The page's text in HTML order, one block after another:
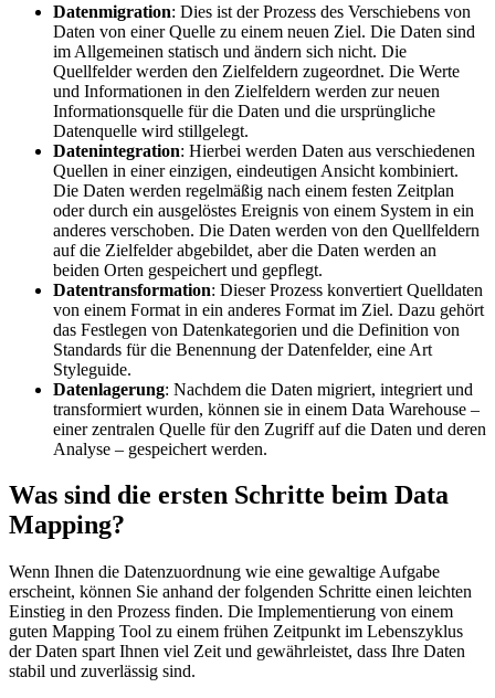
Datenmigration: Dies ist der Prozess des Verschiebens von
Daten von einer Quelle zu einem neuen Ziel. Die Daten sind
im Allgemeinen statisch und ändern sich nicht. Die
Quellfelder werden den Zielfeldern zugeordnet. Die Werte
und Informationen in den Zielfeldern werden zur neuen
Informationsquelle für die Daten und die ursprüngliche
Datenquelle wird stillgelegt.
Datenintegration: Hierbei werden Daten aus verschiedenen
Quellen in einer einzigen, eindeutigen Ansicht kombiniert.
Die Daten werden regelmäßig nach einem festen Zeitplan
oder durch ein ausgelöstes Ereignis von einem System in ein
anderes verschoben. Die Daten werden von den Quellfeldern
auf die Zielfelder abgebildet, aber die Daten werden an
beiden Orten gespeichert und gepflegt.
Datentransformation: Dieser Prozess konvertiert Quelldaten
von einem Format in ein anderes Format im Ziel. Dazu gehört
das Festlegen von Datenkategorien und die Definition von
Standards für die Benennung der Datenfelder, eine Art
Styleguide.
Datenlagerung: Nachdem die Daten migriert, integriert und
transformiert wurden, können sie in einem Data Warehouse –
einer zentralen Quelle für den Zugriff auf die Daten und deren
Analyse – gespeichert werden.
Was sind die ersten Schritte beim Data
Mapping?
Wenn Ihnen die Datenzuordnung wie eine gewaltige Aufgabe
erscheint, können Sie anhand der folgenden Schritte einen leichten
Einstieg in den Prozess finden. Die Implementierung von einem
guten Mapping Tool zu einem frühen Zeitpunkt im Lebenszyklus
der Daten spart Ihnen viel Zeit und gewährleistet, dass Ihre Daten
stabil und zuverlässig sind.